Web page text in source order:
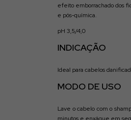
efeito emborrachado dos
e pós-química.
pH 3,5/4,0
INDICAÇÃO
Ideal para cabelos
MODO DE USO
Lave o cabelo com o
minutos e enxágue em